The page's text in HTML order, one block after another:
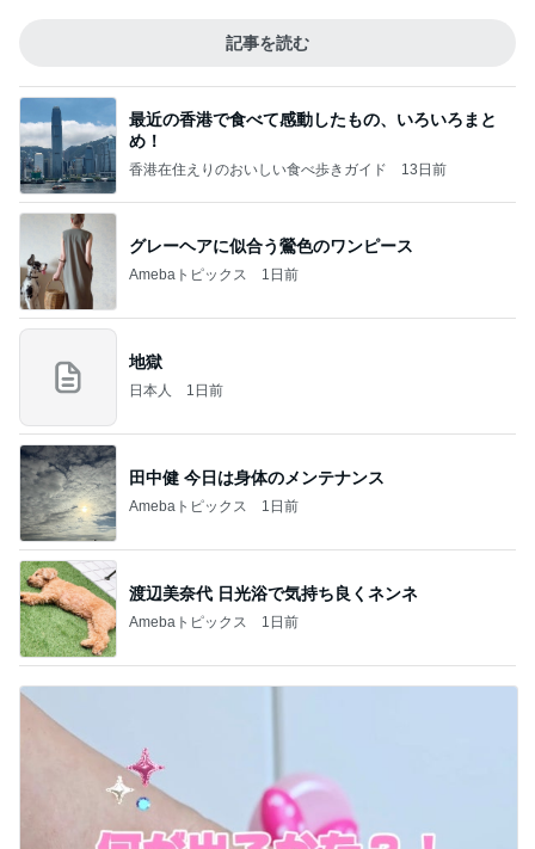
記事を読む
最近の香港で食べて感動したもの、いろいろまと
め！
香港在住えりのおいしい食べ歩きガイド 13日前
グレーヘアに似合う鶯色のワンピース
Amebaトピックス 1日前
地獄
日本人 1日前
田中健 今日は身体のメンテナンス
Amebaトピックス 1日前
渡辺美奈代 日光浴で気持ち良くネンネ
Amebaトピックス 1日前